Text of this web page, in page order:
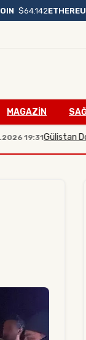
$64.142
MAGAZİN
Gülistan Doku